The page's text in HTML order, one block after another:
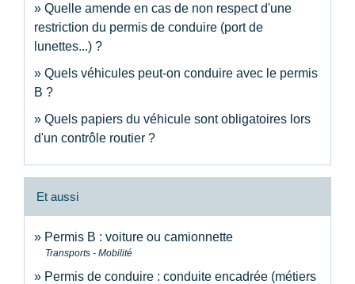
Quelle amende en cas de non respect d'une
restriction du permis de conduire (port de
lunettes...) ?
Quels véhicules peut-on conduire avec le permis
B ?
Quels papiers du véhicule sont obligatoires lors
d'un contrôle routier ?
Et aussi
Permis B : voiture ou camionnette
Transports - Mobilité
Permis de conduire : conduite encadrée (métiers